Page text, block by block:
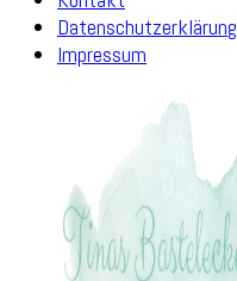
Datenschutzerklärung
Impressum